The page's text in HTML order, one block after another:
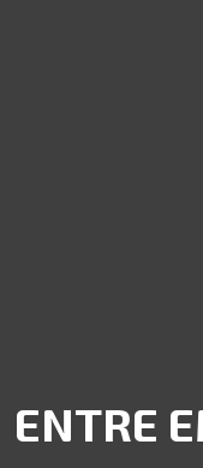
ENTRE